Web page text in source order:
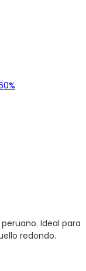
Ideal para
redondo.